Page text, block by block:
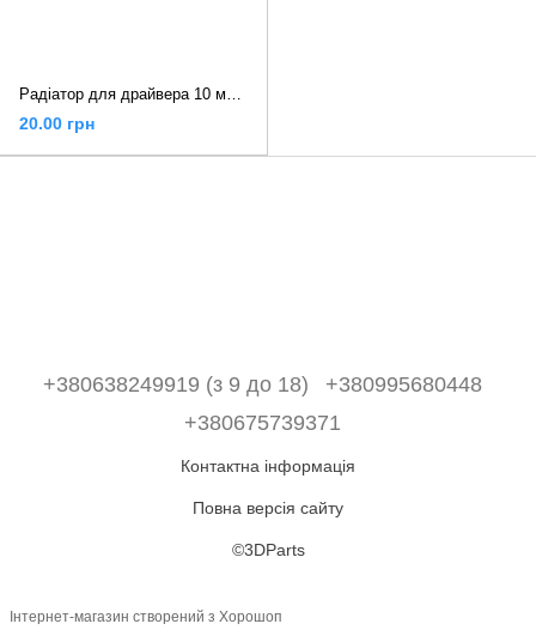
Радіатор для драйвера 10 мм x 14,5 мм x 13 мм, синій
20.00 грн
+380638249919 (з 9 до 18)
+380995680448
+380675739371
Контактна інформація
Повна версія сайту
©3DParts
Інтернет-магазин створений з Хорошоп